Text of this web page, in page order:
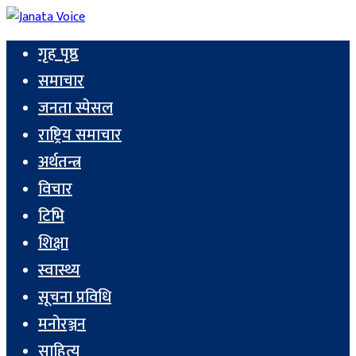
गृह पृष्ठ
समाचार
जनता स्पेसल
राष्ट्रिय समाचार
अर्थतन्त्र
विचार
टिभि
शिक्षा
स्वास्थ्य
सूचना प्रविधि
मनोरञ्जन